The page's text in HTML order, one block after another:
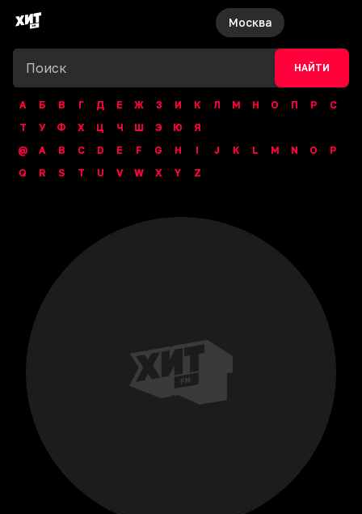
Москва
НАЙТИ
А Б В Г Д Е Ж З И К Л М Н О П Р
С
Т
У Ф Х Ц Ч Ш Э Ю
Я
@
A B C D E F G H I J K L M N O
P
Q
R S T U V W X Y Z